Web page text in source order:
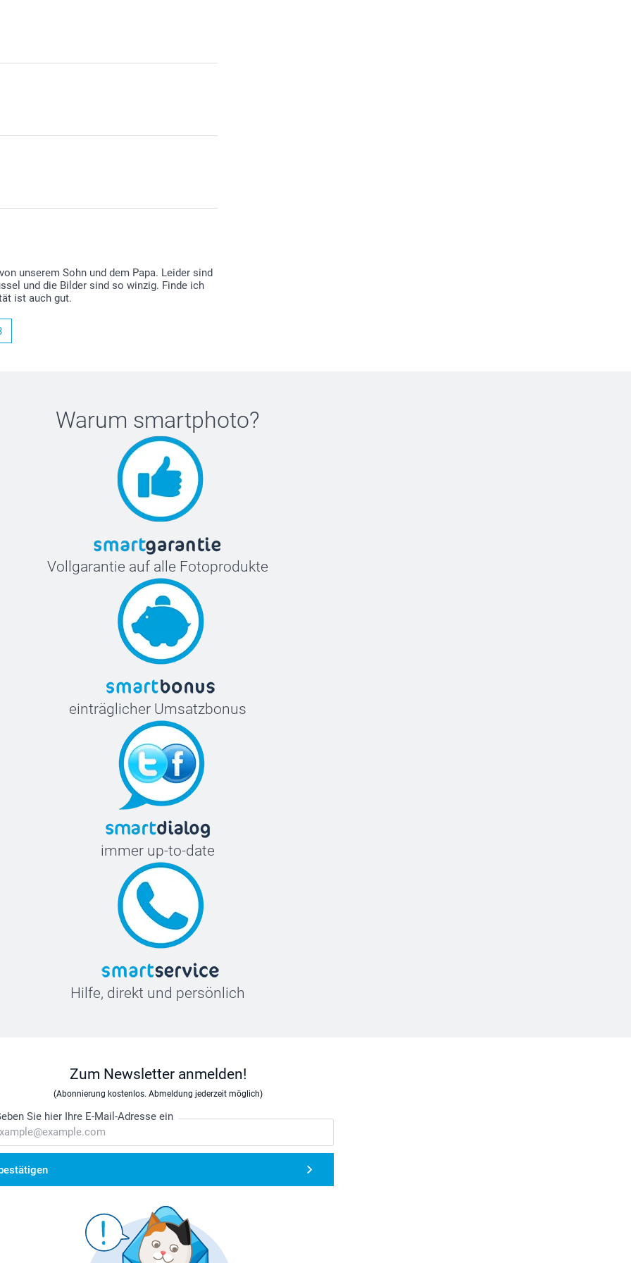
unserem Sohn und dem Papa. Leider sind
und die Bilder sind so winzig. Finde ich
ist auch gut.
Warum smartphoto?
Vollgarantie auf alle Fotoprodukte
einträglicher Umsatzbonus
immer up-to-date
Hilfe, direkt und persönlich
Zum Newsletter anmelden!
(Abonnierung kostenlos. Abmeldung jederzeit möglich)
Sie hier Ihre E-Mail-Adresse ein